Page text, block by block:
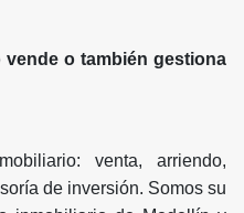
o también gestiona
venta, arriendo,
de inversión. Somos su